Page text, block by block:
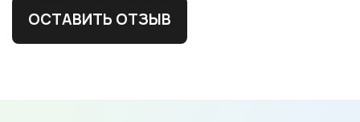
ОСТАВИТЬ ОТЗЫВ